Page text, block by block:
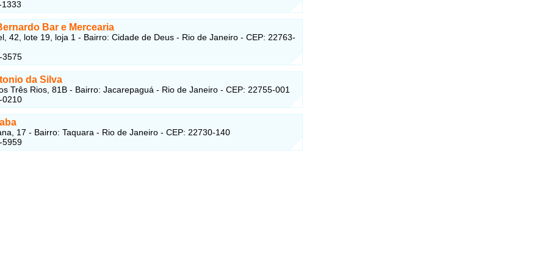
Bar e Mercearia
42, lote 19, loja 1 - Bairro: Cidade de Deus - Rio de Janeiro - CEP: 22763-
3575
da Silva
Três Rios, 81B - Bairro: Jacarepaguá - Rio de Janeiro - CEP: 22755-001
0210
17 - Bairro: Taquara - Rio de Janeiro - CEP: 22730-140
5959